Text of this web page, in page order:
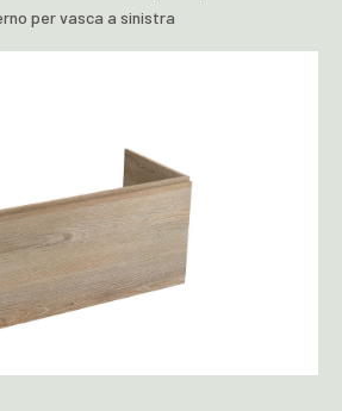
per vasca a sinistra